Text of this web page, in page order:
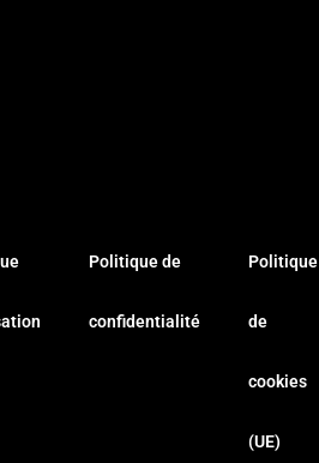
Politique de
confidentialité
Politique
de
cookies
(UE)